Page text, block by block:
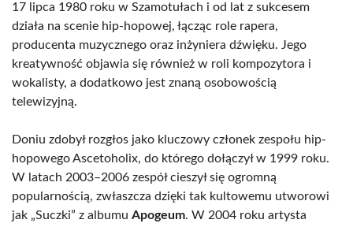
17 lipca 1980 roku w Szamotułach i od lat z sukcesem
działa na scenie hip-hopowej, łącząc role rapera,
producenta muzycznego oraz inżyniera dźwięku. Jego
kreatywność objawia się również w roli kompozytora i
wokalisty, a dodatkowo jest znaną osobowością
telewizyjną.
Doniu zdobył rozgłos jako kluczowy członek zespołu hip-
hopowego Ascetoholix, do którego dołączył w 1999 roku.
W latach 2003–2006 zespół cieszył się ogromną
popularnością, zwłaszcza dzięki tak kultowemu utworowi
jak „Suczki” z albumu Apogeum. W 2004 roku artysta